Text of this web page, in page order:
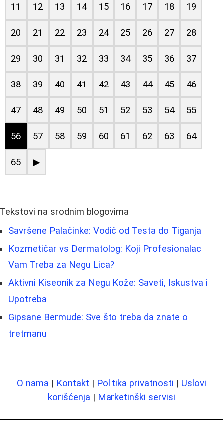
11 12 13 14 15 16 17 18 19
20 21 22 23 24 25 26 27 28
29 30 31 32 33 34 35 36 37
38 39 40 41 42 43 44 45 46
47 48 49 50 51 52 53 54 55
56 57 58 59 60 61 62 63 64
65 ▶
Tekstovi na srodnim blogovima
Savršene Palačinke: Vodič od Testa do Tiganja
Kozmetičar vs Dermatolog: Koji Profesionalac
Vam Treba za Negu Lica?
Aktivni Kiseonik za Negu Kože: Saveti, Iskustva i
Upotreba
Gipsane Bermude: Sve što treba da znate o
tretmanu
O nama | Kontakt | Politika privatnosti | Uslovi
korišćenja | Marketinški servisi